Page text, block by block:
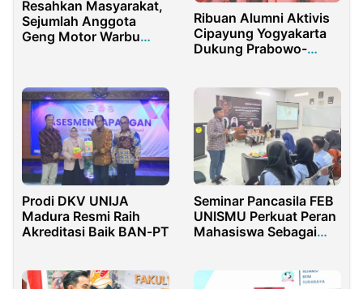
Resahkan Masyarakat,
Sejumlah Anggota
Geng Motor Warbu
Ribuan Alumni Aktivis
Cipayung Yogyakarta
Dukung Prabowo-
Prodi DKV UNIJA
Madura Resmi Raih
Akreditasi Baik BAN-PT
Seminar Pancasila FEB
UNISMU Perkuat Peran
Mahasiswa Sebagai